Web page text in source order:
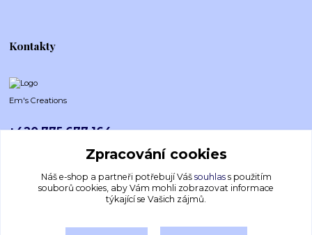
Kontakty
Em's Creations
+420 775 677 164
emscreations.cz@gmail.com
Zpracování cookies
Náš e-shop a partneři potřebují Váš souhlass použitím
souborů cookies, aby Vám mohli zobrazovat informace
týkající se Vašich zájmů.